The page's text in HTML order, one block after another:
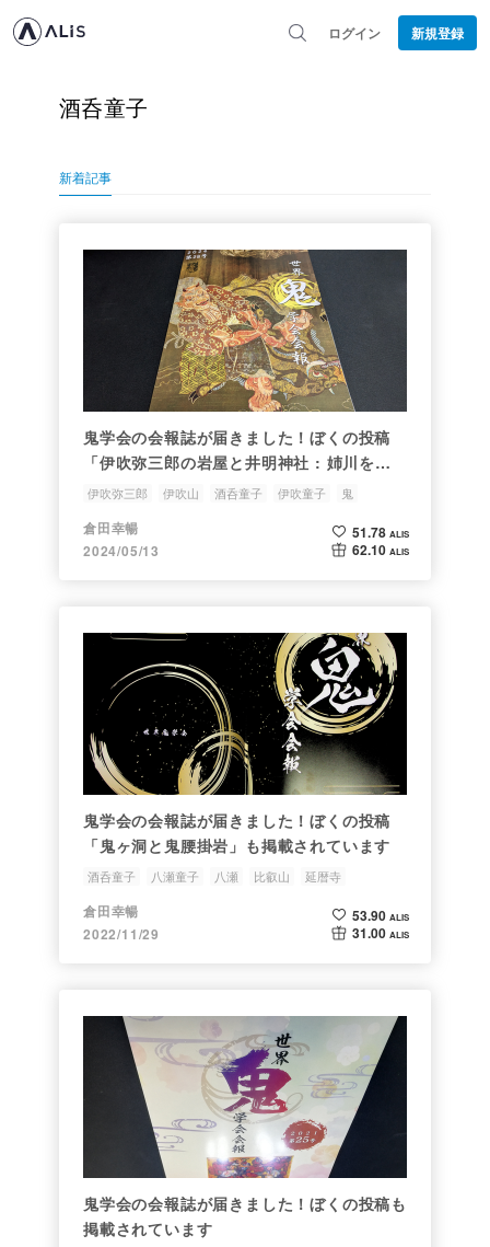
ログイン 新規登録
酒呑童子
新着記事
鬼学会の会報誌が届きました！ぼくの投稿
「伊吹弥三郎の岩屋と井明神社 : 姉川を生
き、妹川に没した、伊吹山の水竜鬼の生と
伊吹弥三郎 伊吹山 酒呑童子 伊吹童子 鬼
倉田幸暢
2024/05/13
51.78 ALIS
62.10 ALIS
鬼学会の会報誌が届きました！ぼくの投稿
「鬼ヶ洞と鬼腰掛岩」も掲載されています
酒呑童子 八瀬童子 八瀬 比叡山 延暦寺
倉田幸暢
2022/11/29
53.90 ALIS
31.00 ALIS
鬼学会の会報誌が届きました！ぼくの投稿も
掲載されています